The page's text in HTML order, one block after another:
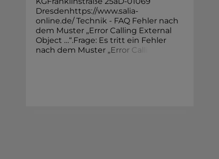
Dresdenhttps://www.salia-
online.de/ Technik - FAQ Fehler nach
dem Muster „Error Calling External
Object …“.Frage: Es tritt ein Fehler
nach dem Muster „Error Ca